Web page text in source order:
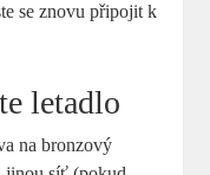
se znovu připojit k
letadlo
na bronzový